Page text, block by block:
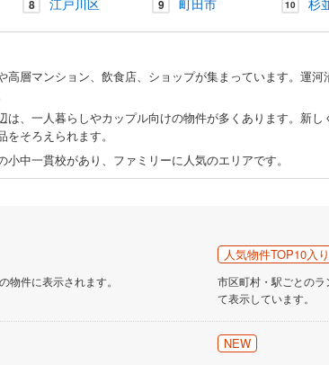
8 9 10
高層マンション、飲食店、ショップが集まっています。運河
、一人暮らしやカップル向けの物件が多くあります。新し
そろえられます。
中一貫校があり、ファミリーに人気のエリアです。
物件に表示されます。
人気物件TOP10入り
市区町村・駅ごとの
て表示しています。
NEW